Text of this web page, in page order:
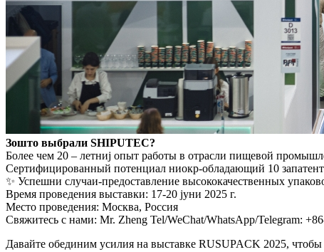
Зошто выбрали SHIPUTEC?
Более чем 20 – летниј опыт работы в отрасли пищевой
Сертифицированный потенциал ниокр-обладающий 10
✨ Успешни случаи-предоставление высококачественных
Время проведения выставки: 17-20 јуни 2025 г.
Место проведения: Москва, Россия
Свяжитесь с нами: Mr. Zheng Tel/WeChat/WhatsApp/Telegram:
Давайте обединим усилия на выставке RUSUPACK 2025, чтобы